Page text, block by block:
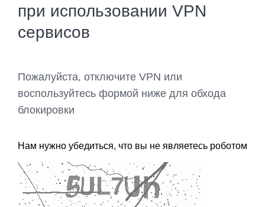
при использовании VPN
сервисов
Пожалуйста, отключите VPN или
воспользуйтесь формой ниже для обхода
блокировки
Нам нужно убедиться, что вы не являетесь роботом